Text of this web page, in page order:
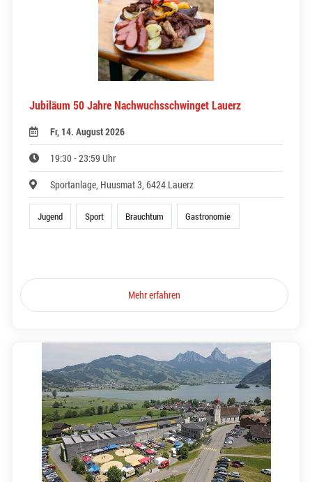
Jubiläum 50 Jahre Nachwuchsschwinget Lauerz
Fr, 14. August 2026
19:30 - 23:59 Uhr
Sportanlage, Huusmat 3, 6424 Lauerz
Jugend Sport Brauchtum Gastronomie
Mehr erfahren